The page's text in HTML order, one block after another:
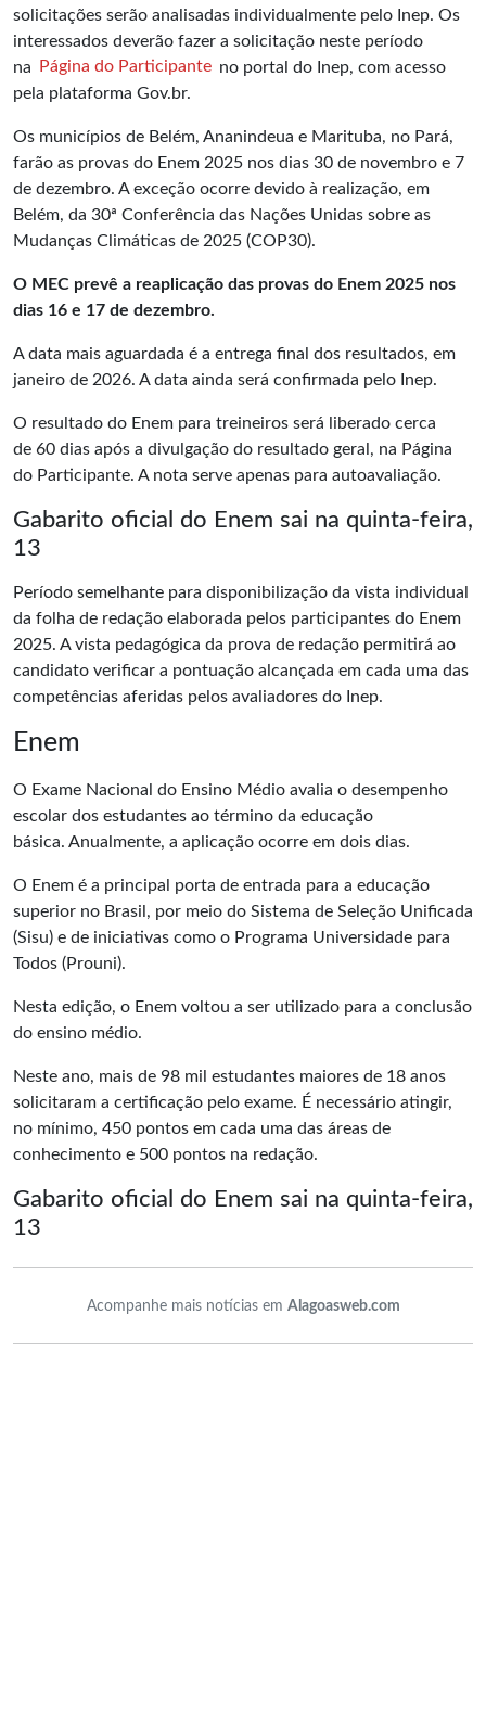
solicitações serão analisadas individualmente pelo Inep. Os
interessados deverão fazer a solicitação neste período
na
Página do Participante no portal do Inep, com acesso
pela plataforma Gov.br.
Os municípios de Belém, Ananindeua e Marituba, no Pará,
farão as provas do Enem 2025 nos dias 30 de novembro e 7
de dezembro. A exceção ocorre devido à realização, em
Belém, da 30ª Conferência das Nações Unidas sobre as
Mudanças Climáticas de 2025 (COP30).
O MEC prevê a reaplicação das provas do Enem 2025 nos
dias 16 e 17 de dezembro.
A data mais aguardada é a entrega final dos resultados, em
janeiro de 2026. A data ainda será confirmada pelo Inep.
O resultado do Enem para treineiros será liberado cerca
de 60 dias após a divulgação do resultado geral, na Página
do Participante. A nota serve apenas para autoavaliação.
Gabarito oficial do Enem sai na quinta-feira,
13
Período semelhante para disponibilização da vista individual
da folha de redação elaborada pelos participantes do Enem
2025. A vista pedagógica da prova de redação permitirá ao
candidato verificar a pontuação alcançada em cada uma das
competências aferidas pelos avaliadores do Inep.
Enem
O Exame Nacional do Ensino Médio avalia o desempenho
escolar dos estudantes ao término da educação
básica. Anualmente, a aplicação ocorre em dois dias.
O Enem é a principal porta de entrada para a educação
superior no Brasil, por meio do Sistema de Seleção Unificada
(Sisu) e de iniciativas como o Programa Universidade para
Todos (Prouni).
Nesta edição, o Enem voltou a ser utilizado para a conclusão
do ensino médio.
Neste ano, mais de 98 mil estudantes maiores de 18 anos
solicitaram a certificação pelo exame. É necessário atingir,
no mínimo, 450 pontos em cada uma das áreas de
conhecimento e 500 pontos na redação.
Gabarito oficial do Enem sai na quinta-feira,
13
Acompanhe mais notícias em Alagoasweb.com